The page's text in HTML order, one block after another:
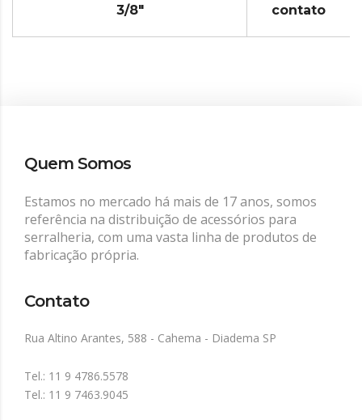
3/8"
contato
Quem Somos
Estamos no mercado há mais de 17 anos, somos
referência na distribuição de acessórios para
serralheria, com uma vasta linha de produtos de
fabricação própria.
Contato
Rua Altino Arantes, 588 - Cahema - Diadema SP
Tel.: 11 9 4786.5578
Tel.: 11 9 7463.9045